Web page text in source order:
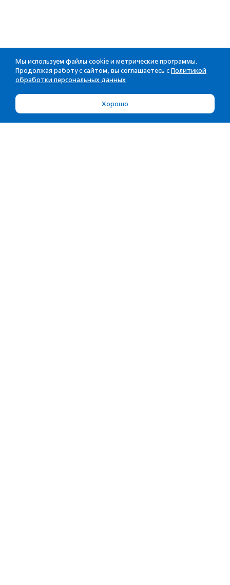
Мы используем файлы cookie и метрические программы.
Продолжая работу с сайтом, вы соглашаетесь с Политикой
обработки персональных данных
Хорошо